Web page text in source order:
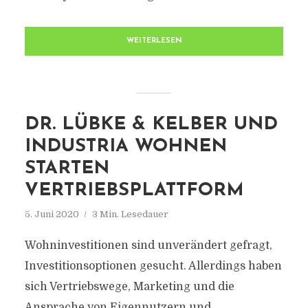
WEITERLESEN
DR. LÜBKE & KELBER UND
INDUSTRIA WOHNEN
STARTEN
VERTRIEBSPLATTFORM
5. Juni 2020 3 Min. Lesedauer
Wohninvestitionen sind unverändert gefragt,
Investitionsoptionen gesucht. Allerdings haben
sich Vertriebswege, Marketing und die